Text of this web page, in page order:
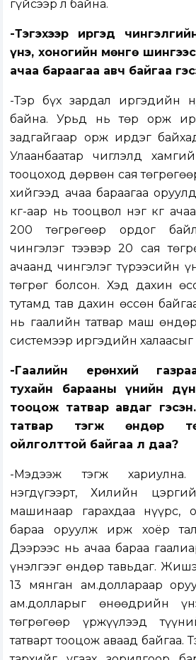
гүйсээр л байна.
-Тэгэхээр иргэд
үнэ, хоногийн мөнгө
ачаа бараагаа авч байгаа
-Тэр бүх зардал иргэдийн
байна. Урьд нь төр орж
задгайгаар орж ирдэг
Улаанбаатар чиглэлд
тооцоход дөрвөн сая
хийгээд ачаа бараагаа
кг-аар нь тооцвол нэг кг
200 төгрөгөөр ордог
чингэлэг тээвэр 20 сая
ачаанд чингэлэг түрээсийн
төгрөг болсон. Хэд дахин
тутамд тав дахин өссөн
нь гаалийн татвар маш
системээр иргэдийн халаасыг
-Гаалийн ерөнхий
тухайн барааны үнийн
тооцож татвар авдаг
татвар тэгж өндөр
ойлголттой байгаа л даа?
-Мэдээж тэгж
нэгдүгээрт, Хилийн
машинаар гарахдаа нүүрс,
бараа оруулж ирж хоёр
Дээрээс нь ачаа бараа
үнэлгээг өндөр тавьдаг.
13 мянган ам.доллараар
ам.долларыг өнөөдрийн
төгрөгөөр үржүүлээд
татварт тооцож аваад байгаа.